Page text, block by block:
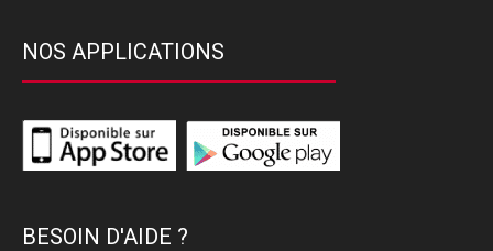
NOS APPLICATIONS
BESOIN D'AIDE ?